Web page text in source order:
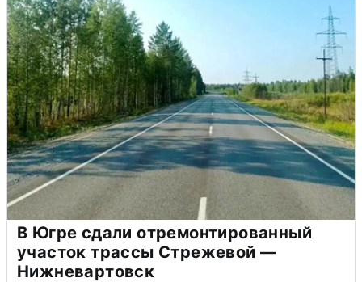
В Югре сдали отремонтированный
участок трассы Стрежевой —
Нижневартовск